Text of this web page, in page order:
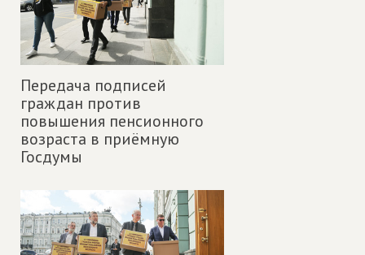
Передача подписей
граждан против
повышения пенсионного
возраста в приёмную
Госдумы